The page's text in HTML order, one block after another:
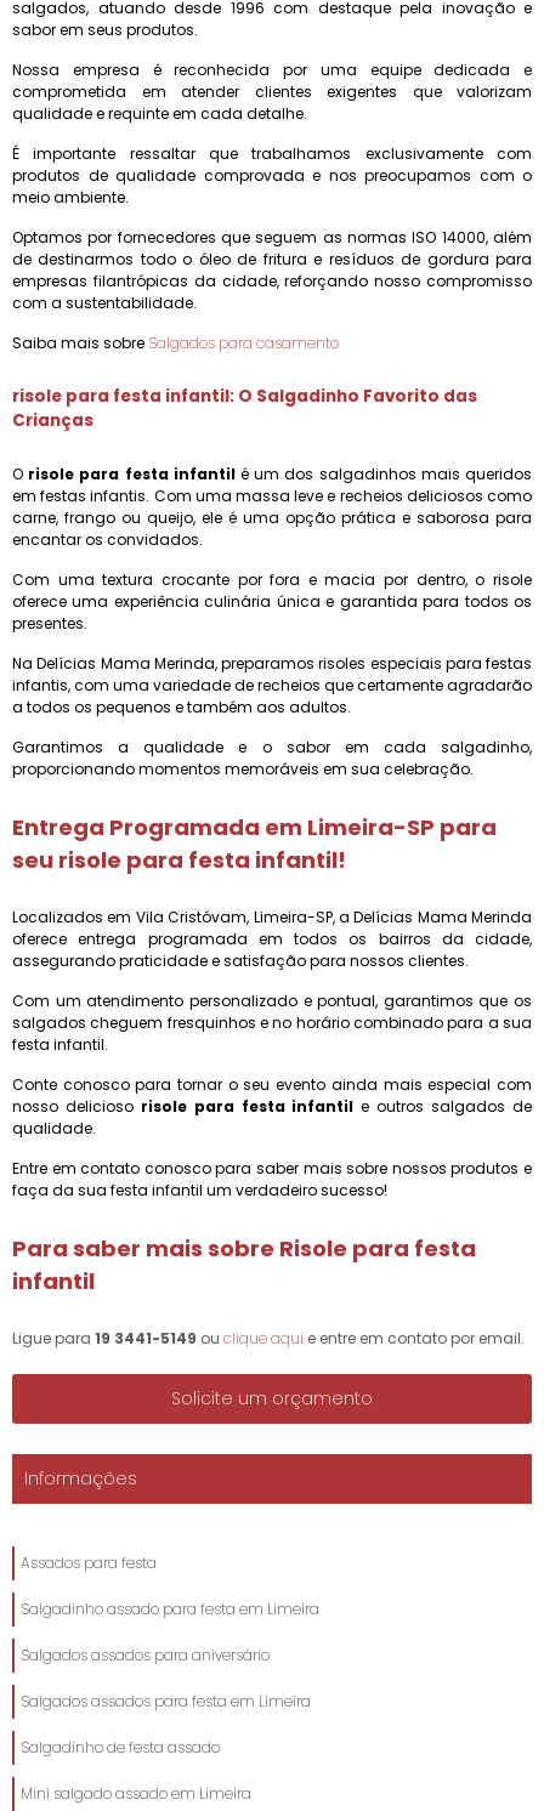
salgados, atuando desde 1996 com destaque pela inovação e
sabor em seus produtos.
Nossa empresa é reconhecida por uma equipe dedicada e
comprometida em atender clientes exigentes que valorizam
qualidade e requinte em cada detalhe.
É importante ressaltar que trabalhamos exclusivamente com
produtos de qualidade comprovada e nos preocupamos com o
meio ambiente.
Optamos por fornecedores que seguem as normas ISO 14000, além
de destinarmos todo o óleo de fritura e resíduos de gordura para
empresas filantrópicas da cidade, reforçando nosso compromisso
com a sustentabilidade.
Saiba mais sobre Salgados para casamento
risole para festa infantil: O Salgadinho Favorito das
Crianças
O risole para festa infantilé um dos salgadinhos mais queridos
em festas infantis. Com uma massa leve e recheios deliciosos como
carne, frango ou queijo, ele é uma opção prática e saborosa para
encantar os convidados.
Com uma textura crocante por fora e macia por dentro, o risole
oferece uma experiência culinária única e garantida para todos os
presentes.
Na Delícias Mama Merinda, preparamos risoles especiais para festas
infantis, com uma variedade de recheios que certamente agradarão
a todos os pequenos e também aos adultos.
Garantimos a qualidade e o sabor em cada salgadinho,
proporcionando momentos memoráveis em sua celebração.
Entrega Programada em Limeira-SP para
seu risole para festa infantil!
Localizados em Vila Cristóvam, Limeira-SP, a Delícias Mama Merinda
oferece entrega programada em todos os bairros da cidade,
assegurando praticidade e satisfação para nossos clientes.
Com um atendimento personalizado e pontual, garantimos que os
salgados cheguem fresquinhos e no horário combinado para a sua
festa infantil.
Conte conosco para tornar o seu evento ainda mais especial com
nosso delicioso risole para festa infantil e outros salgados de
qualidade.
Entre em contato conosco para saber mais sobre nossos produtos e
faça da sua festa infantil um verdadeiro sucesso!
Para saber mais sobre Risole para festa
infantil
Ligue para 19 3441-5149 ou clique aqui e entre em contato por email.
Solicite um orçamento
Informações
Assados para festa
Salgadinho assado para festa em Limeira
Salgados assados para aniversário
Salgados assados para festa em Limeira
Salgadinho de festa assado
Mini salgado assado em Limeira